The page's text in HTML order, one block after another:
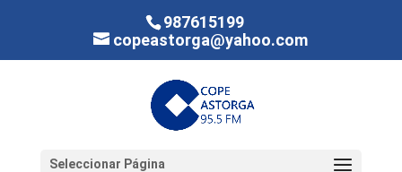
987615199
copeastorga@yahoo.com
Seleccionar Página